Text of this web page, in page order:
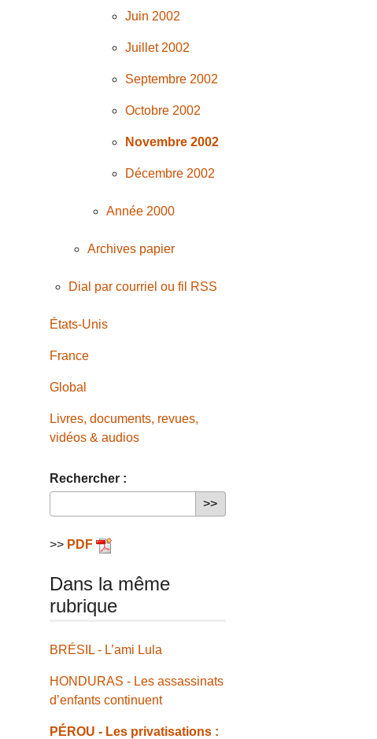
Juin 2002
Juillet 2002
Septembre 2002
Octobre 2002
Novembre 2002
Décembre 2002
Année 2000
Archives papier
Dial par courriel ou fil RSS
États-Unis
France
Global
Livres, documents, revues,
vidéos & audios
Rechercher :
>> PDF
Dans la même
rubrique
BRÉSIL - L’ami Lula
HONDURAS - Les assassinats
d’enfants continuent
PÉROU - Les privatisations :